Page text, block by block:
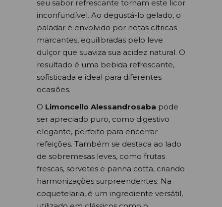
seu sabor refrescante tornam este licor
inconfundível. Ao degustá-lo gelado, o
paladar é envolvido por notas cítricas
marcantes, equilibradas pelo leve
dulçor que suaviza sua acidez natural. O
resultado é uma bebida refrescante,
sofisticada e ideal para diferentes
ocasiões.
O Limoncello Alessandrosaba pode
ser apreciado puro, como digestivo
elegante, perfeito para encerrar
refeições. Também se destaca ao lado
de sobremesas leves, como frutas
frescas, sorvetes e panna cotta, criando
harmonizações surpreendentes. Na
coquetelaria, é um ingrediente versátil,